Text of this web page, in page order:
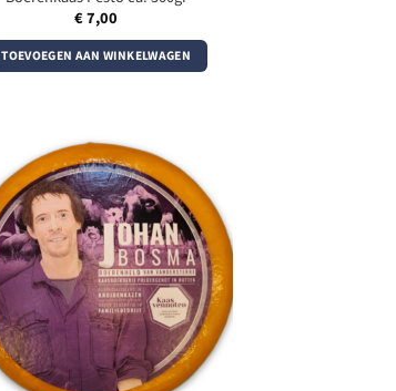
€7,00
TOEVOEGEN AAN WINKELWAGEN